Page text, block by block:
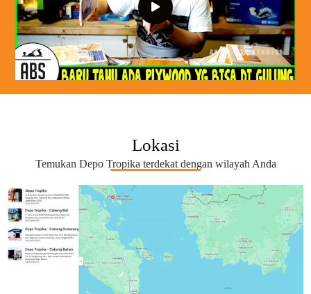
Lokasi
Temukan Depo Tropika terdekat dengan wilayah Anda